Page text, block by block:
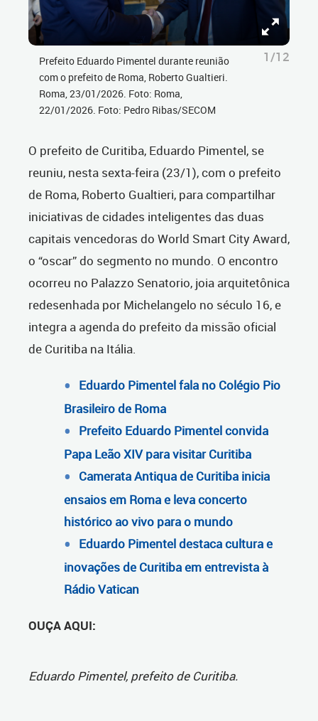
Prefeito Eduardo Pimentel durante reunião
com o prefeito de Roma, Roberto Gualtieri.
Roma, 23/01/2026. Foto: Roma,
22/01/2026. Foto: Pedro Ribas/SECOM
1/12
O prefeito de Curitiba, Eduardo Pimentel, se
reuniu, nesta sexta-feira (23/1), com o prefeito
de Roma, Roberto Gualtieri, para compartilhar
iniciativas de cidades inteligentes das duas
capitais vencedoras do World Smart City Award,
o “oscar” do segmento no mundo. O encontro
ocorreu no Palazzo Senatorio, joia arquitetônica
redesenhada por Michelangelo no século 16, e
integra a agenda do prefeito da missão oficial
de Curitiba na Itália.
Eduardo Pimentel fala no Colégio Pio
Brasileiro de Roma
Prefeito Eduardo Pimentel convida
Papa Leão XIV para visitar Curitiba
Camerata Antiqua de Curitiba inicia
ensaios em Roma e leva concerto
histórico ao vivo para o mundo
Eduardo Pimentel destaca cultura e
inovações de Curitiba em entrevista à
Rádio Vatican
OUÇA AQUI:
Eduardo Pimentel, prefeito de Curitiba.